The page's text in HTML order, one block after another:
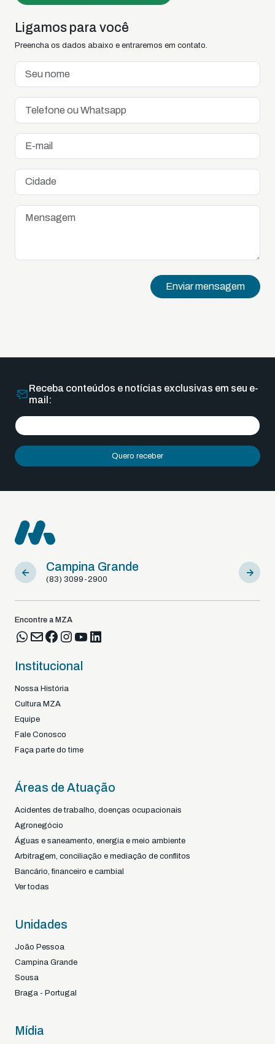
Ligamos para você
Preencha os dados abaixo e entraremos em contato.
Enviar mensagem
Receba conteúdos e notícias exclusivas em seu e-
mail:
Quero receber
Campina Grande
(83) 3099-2900
Sousa
(83)
Encontre a MZA
Institucional
Nossa História
Cultura MZA
Equipe
Fale Conosco
Faça parte do time
Áreas de Atuação
Acidentes de trabalho, doenças ocupacionais
Agronegócio
Águas e saneamento, energia e meio ambiente
Arbitragem, conciliação e mediação de conflitos
Bancário, financeiro e cambial
Ver todas
Unidades
João Pessoa
Campina Grande
Sousa
Braga - Portugal
Mídia